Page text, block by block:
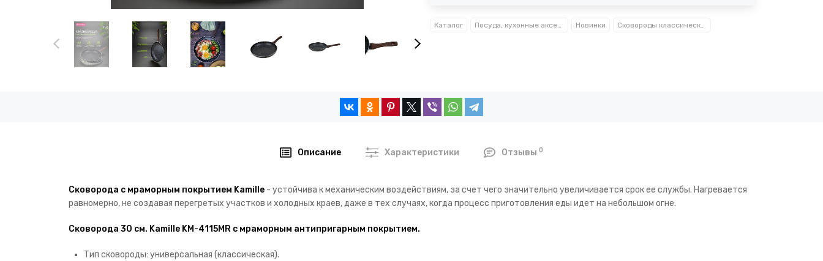
Каталог Посуда, кухонные аксессуары и принадлежности TM Kamille TM Ofenbach Новинки Сковороды классические Kamille™ Ofenbach™
Описание Характеристики Отзывы 0
Сковорода с мраморным покрытием Kamille - устойчива к механическим воздействиям, за счет чего значительно увеличивается срок ее службы. Нагревается
равномерно, не создавая перегретых участков и холодных краев, даже в тех случаях, когда процесс приготовления еды идет на небольшом огне.
Сковорода 30 см. Kamille KM-4115MR с мраморным антипригарным покрытием.
Тип сковороды: универсальная (классическая).